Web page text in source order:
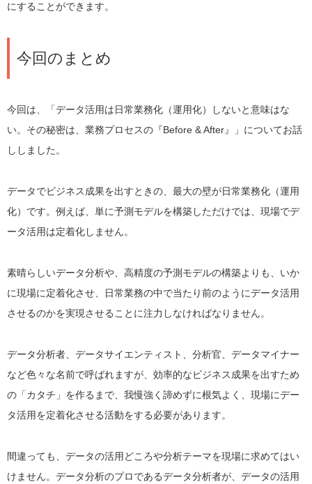
にすることができます。
今回のまとめ
今回は、「データ活用は日常業務化（運用化）しないと意味はな
い。その秘密は、業務プロセスの『Before & After』」についてお話
ししました。
データでビジネス成果を出すときの、最大の壁が日常業務化（運用
化）です。例えば、単に予測モデルを構築しただけでは、現場でデ
ータ活用は定着化しません。
素晴らしいデータ分析や、高精度の予測モデルの構築よりも、いか
に現場に定着化させ、日常業務の中で当たり前のようにデータ活用
させるのかを実現させることに注力しなければなりません。
データ分析者、データサイエンティスト、分析官、データマイナー
など色々な名前で呼ばれますが、効率的なビジネス成果を出すため
の「カタチ」を作るまで、我慢強く諦めずに根気よく、現場にデー
タ活用を定着化させる活動をする必要があります。
間違っても、データの活用どころや分析テーマを現場に求めてはい
けません。データ分析のプロであるデータ分析者が、データの活用